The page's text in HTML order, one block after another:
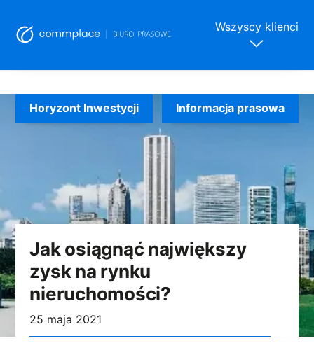
to
content
Wszyscy klienci
Jak osiągnąć największy
zysk na rynku
nieruchomości?
25 maja 2021
Horyzont Inwestycji Informacja prasowa